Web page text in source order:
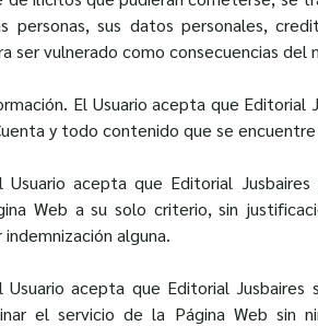
personas, sus datos personales,
ser vulnerado como consecuencias del
El Usuario acepta que Editorial
y todo contenido que se encuentre
Usuario acepta que Editorial
Web a su solo criterio, sin
alguna.
Usuario acepta que Editorial
el servicio de la Página Web sin